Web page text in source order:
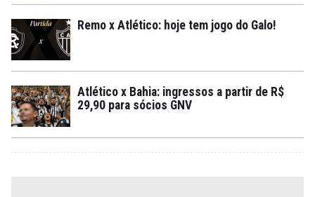
Remo x Atlético: hoje tem jogo do Galo!
Atlético x Bahia: ingressos a partir de R$
29,90 para sócios GNV